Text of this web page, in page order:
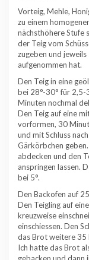
Vorteig, Mehle,
zu einem
nächsthöhere Stufe
der Teig vom
zugeben und
aufgenommen hat.
Den Teig in eine
bei 28°-30° für 2,5-
Minuten nochmal
Den Teig auf eine
vorformen, 30
und mit Schluss
Gärkörbchen
abdecken und den
anspringen lassen.
bei 5°.
Den Backofen auf
Den Teigling auf
kreuzweise
einschiessen. Den
das Brot weitere 35
Ich hatte das Brot
gebacken und dann